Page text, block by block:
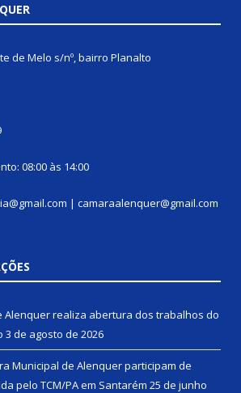
de Melo s/nº, bairro Planalto
08:00 às 14:00
| camaraalenquer@gmail.com
Alenquer realiza abertura dos trabalhos do
3 de agosto de 2026
Municipal de Alenquer participam de
pelo TCM/PA em Santarém 25 de junho